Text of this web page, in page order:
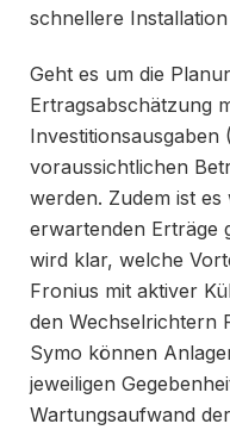
schnellere
Geht es um die
Ertragsabschätzung
Investitionsausgaben
voraussichtlichen
werden. Zudem ist
erwartenden Erträge
wird klar, welche
Fronius mit aktiver
den Wechselrichtern
Symo können
jeweiligen
Wartungsaufwand